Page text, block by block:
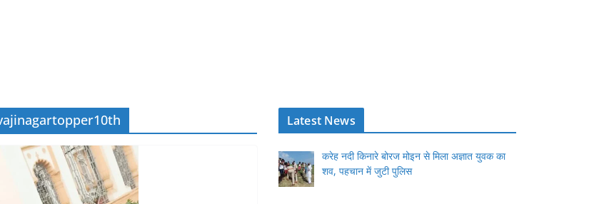
Latest News
करेह नदी किनारे बोरज मोइन से मिला अज्ञात युवक का
शव, पहचान में जुटी पुलिस